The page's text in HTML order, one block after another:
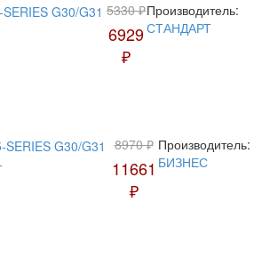
5330 ₽
6929
₽
Производитель:
СТАНДАРТ
8970 ₽
11661
₽
Производитель:
БИЗНЕС